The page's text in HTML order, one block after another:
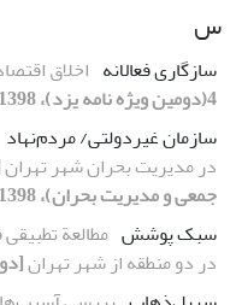
س
سازگاری فعالانه اخلاق
4(دومین ویژه نامه یزد)، 1398، صفحه 111-137]
سازمان غیردولتی/ مردم‌نهاد
در مدیریت بحران شهر تهران
جمعی و مدیریت بحران)، 1398، صفحه 29-54]
سبک پوشش مطالعة
در دو منطقه از شهر تهران[دوره 13،